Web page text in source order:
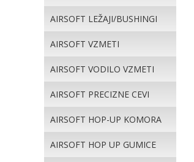
AIRSOFT LEŽAJI/BUSHINGI
AIRSOFT VZMETI
AIRSOFT VODILO VZMETI
AIRSOFT PRECIZNE CEVI
AIRSOFT HOP-UP KOMORA
AIRSOFT HOP UP GUMICE